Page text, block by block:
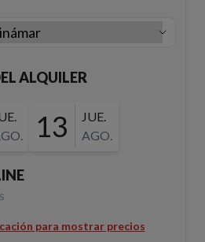
ALQUILER
13
JUE.
AGO.
para mostrar precios